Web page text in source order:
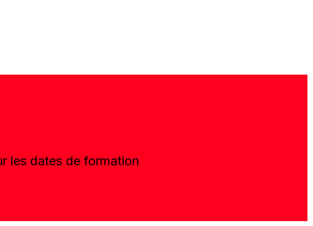
les dates de formation